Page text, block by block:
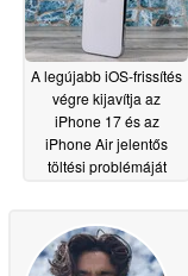
A legújabb iOS-frissítés
végre kijavítja az
iPhone 17 és az
iPhone Air jelentős
töltési problémáját